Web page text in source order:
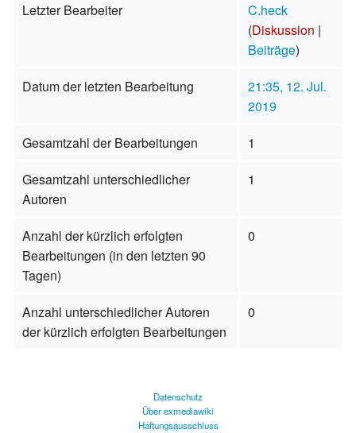
Letzter Bearbeiter
C.heck
(Diskussion |
Beiträge)
Datum der letzten Bearbeitung
21:35, 12. Jul.
2019
Gesamtzahl der Bearbeitungen
1
Gesamtzahl unterschiedlicher
Autoren
1
Anzahl der kürzlich erfolgten
Bearbeitungen (in den letzten 90
Tagen)
0
Anzahl unterschiedlicher Autoren
der kürzlich erfolgten Bearbeitungen
0
Datenschutz
Über exmediawiki
Haftungsausschluss